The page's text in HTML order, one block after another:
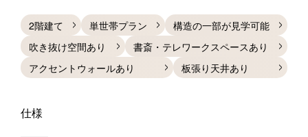
2階建て 単世帯プラン
構造の一部が見学可能
吹き抜け空間あり
書斎・テレワークスペースあり
アクセントウォールあり
板張り天井あり
仕様